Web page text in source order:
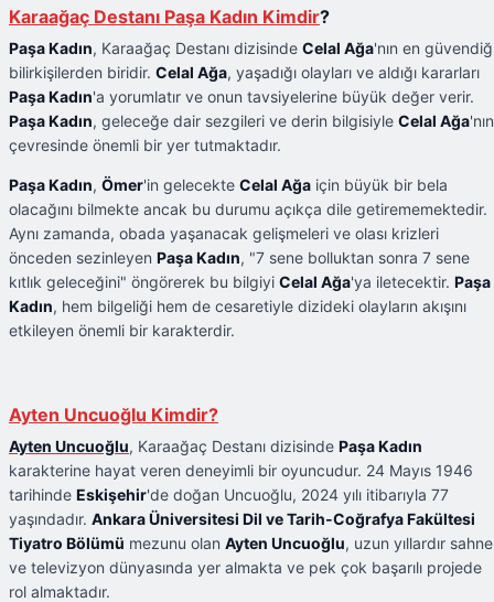
Karaağaç Destanı Paşa Kadın Kimdir?
Paşa Kadın, Karaağaç Destanı dizisinde Celal Ağa'nın en
bilirkişilerden biridir. Celal Ağa, yaşadığı olayları ve aldığı kararları
Paşa Kadın'a yorumlatır ve onun tavsiyelerine büyük değer verir.
Paşa Kadın, geleceğe dair sezgileri ve derin bilgisiyle Celal Ağa'nın
çevresinde önemli bir yer tutmaktadır.
Paşa Kadın, Ömer'in gelecekte Celal Ağa için büyük bir bela
olacağını bilmekte ancak bu durumu açıkça dile getirememektedir.
Aynı zamanda, obada yaşanacak gelişmeleri ve olası krizleri
önceden sezinleyen Paşa Kadın, "7 sene bolluktan sonra 7 sene
kıtlık geleceğini" öngörerek bu bilgiyi Celal Ağa'ya iletecektir. Paşa
Kadın, hem bilgeliği hem de cesaretiyle dizideki olayların akışını
etkileyen önemli bir karakterdir.
Ayten Uncuoğlu Kimdir?
Ayten Uncuoğlu, Karaağaç Destanı dizisinde Paşa Kadın
karakterine hayat veren deneyimli bir oyuncudur. 24 Mayıs 1946
tarihinde Eskişehir'de doğan Uncuoğlu, 2024 yılı itibarıyla 77
yaşındadır. Ankara Üniversitesi Dil ve Tarih-Coğrafya Fakültesi
Tiyatro Bölümü mezunu olan Ayten Uncuoğlu, uzun yıllardır sahne
ve televizyon dünyasında yer almakta ve pek çok başarılı projede
rol almaktadır.